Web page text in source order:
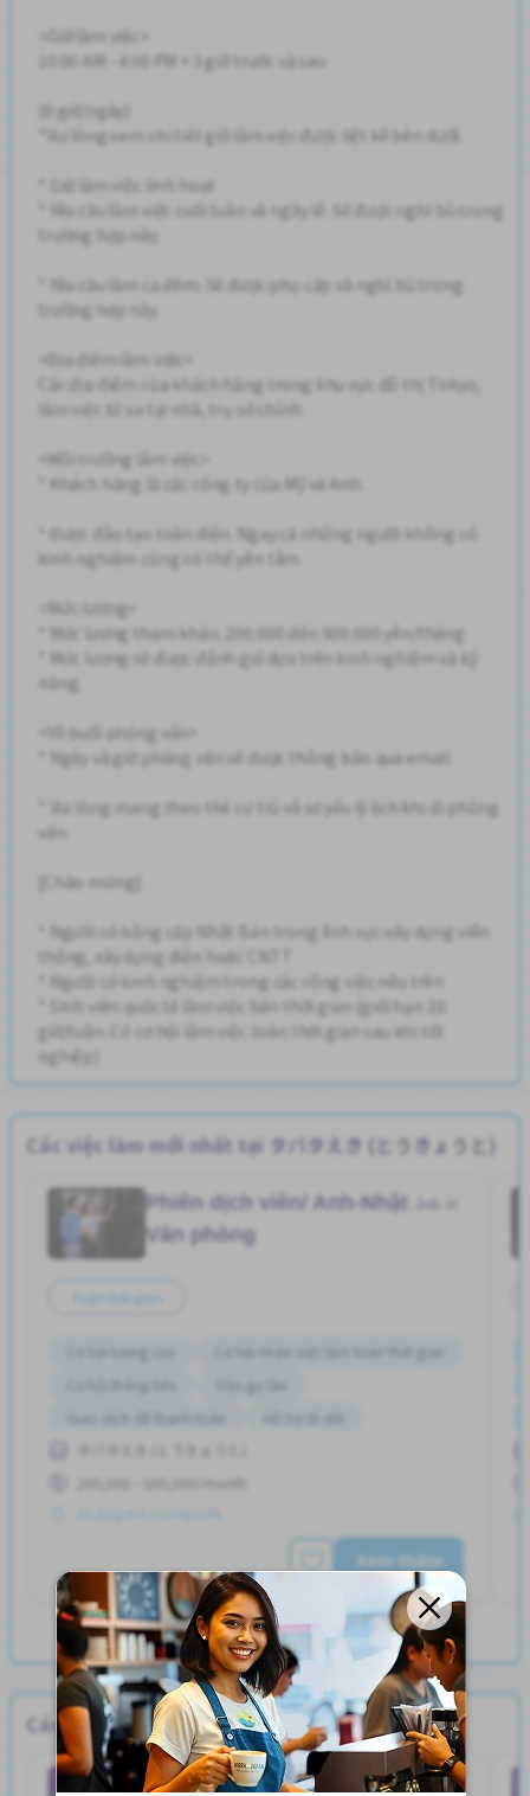
<Giờ làm việc>
10:00 AM - 4:00 PM + 3 giờ trước và sau
(8 giờ/ngày)
*Vui lòng xem chi tiết giờ làm việc được liệt kê bên dưới.
* Giờ làm việc linh hoạt
* Yêu cầu làm việc cuối tuần và ngày lễ: Sẽ được nghỉ bù trong
trường hợp này.
* Yêu cầu làm ca đêm: Sẽ được phụ cấp và nghỉ bù trong
trường hợp này.
<Địa điểm làm việc>
Các địa điểm của khách hàng trong khu vực đô thị Tokyo,
làm việc từ xa tại nhà, trụ sở chính
<Môi trường làm việc>
* Khách hàng là các công ty của Mỹ và Anh.
* Được đào tạo toàn diện. Ngay cả những người không có
kinh nghiệm cũng có thể yên tâm.
<Mức lương>
* Mức lương tham khảo: 200.000 đến 500.000 yên/tháng
* Mức lương sẽ được đánh giá dựa trên kinh nghiệm và kỹ
năng.
<Về buổi phỏng vấn>
* Ngày và giờ phỏng vấn sẽ được thông báo qua email.
* Vui lòng mang theo thẻ cư trú và sơ yếu lý lịch khi đi phỏng
vấn.
[Chào mừng]
* Người có bằng cấp Nhật Bản trong lĩnh vực xây dựng viễn
thông, xây dựng điện hoặc CNTT
* Người có kinh nghiệm trong các công việc nêu trên
* Sinh viên quốc tế làm việc bán thời gian (giới hạn 28
giờ/tuần. Có cơ hội làm việc toàn thời gian sau khi tốt
nghiệp)
Các việc làm mới nhất tại タバタえき (とうきょうと)
Phiên dịch viên/ Anh-Nhật
Văn phòng
Toàn thời gian
Cơ hội lương cao
Cơ hội nhận việc làm toàn thời gian
Cơ hội thăng tiến
Gần ga tàu
Giao dịch đã thanh toán
Không cần kinh nghiệm
タバタえき (とうきょうと)
200,000 - 500,000/month
Xem thêm
View more Jobs in タバタえき (とうきょうと)
Các công việc IT/Software
Mobile app DeveloperJob in